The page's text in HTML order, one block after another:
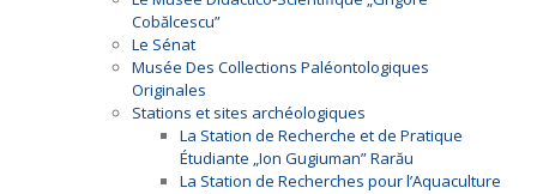
Cobălcescu”
Le Sénat
Musée Des Collections Paléontologiques
Originales
Stations et sites archéologiques
La Station de Recherche et de Pratique
Étudiante „Ion Gugiuman” Rarău
La Station de Recherches pour l’Aquaculture